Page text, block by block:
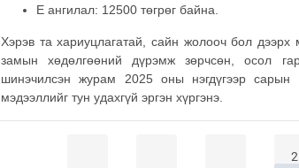
E ангилал: 12500 төгрөг байна.
Хэрэв та хариуцлагатай, сайн жолооч бол
замын хөдөлгөөний дүрэмж зөрчсөн, осол
шинэчилсэн журам 2025 оны нэгдүгээр
мэдээллийг тун удахгүй эргэн хүргэнэ.
2